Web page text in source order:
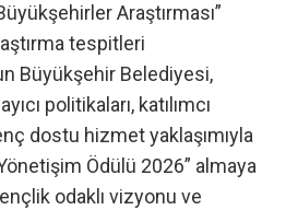
Araştırması”
tespitleri
Büyükşehir Belediyesi,
politikaları, katılımcı
dostu hizmet yaklaşımıyla
Ödülü 2026” almaya
odaklı vizyonu ve